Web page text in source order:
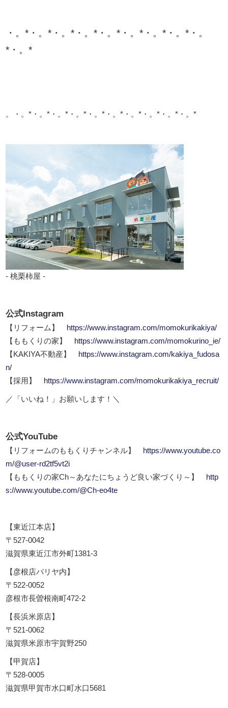
・。*・。*・。*・。*・。*・。*・。*・。*・。
*・。*
。・。*・。*・。*・。*・。*・。*・。*・。*・。*・。*
- 桃栗柿屋 -
公式Instagram
【リフォーム】
https://www.instagram.com/momokurikakiya/
【ももくりの家】
https://www.instagram.com/momokurino_ie/
【KAKIYA不動産】
https://www.instagram.com/kakiya_fudosa
n/
【採用】
https://www.instagram.com/momokurikakiya_recruit/
／「いいね！」お願いします！＼
公式YouTube
【リフォームのももくりチャンネル】
https://www.youtube.co
m/@user-rd2tf5vt2i
【ももくりの家Ch～あなたにちょうど良い家づくり～】
http
s://www.youtube.com/@Ch-eo4te
【東近江本店】
〒527-0042
滋賀県東近江市外町1381-3
【彦根店パリヤ内】
〒522-0052
彦根市長曽根南町472-2
【長浜米原店】
〒521-0062
滋賀県米原市宇賀野250
【甲賀店】
〒528-0005
滋賀県甲賀市水口町水口5681